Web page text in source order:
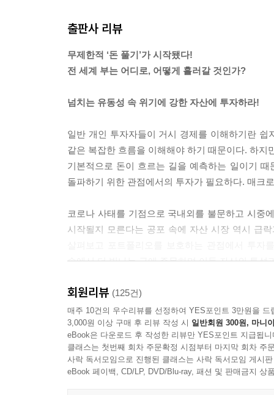
--- p.88
외국인 투자자들은 환율 변동이 크지 않은 국가
단행하지 않았죠. 달러 초강세 국면에서도 마구잡
라 쌓아가는 거겠죠. 한국 국채에 대한 안정적인
--- p.134~135
달러는요, 글로벌 안전 자산 중 하나입니다. 안전
을 대비하는 자산이라고 생각하시면 됩니다. 조금
런데 달러의 경우는 20% 오를 때 다른 자산들이
--- p.154
모르니 현금을 최대한 확보해두자’라고요. (중략)
anic Selling)이 나옵니다. 주식시장은 급전직하를
상당한 방어력을 보여줘야 하는데 온스당 1,700
전 자산이라고 하기는 어렵겠다는 생각을 굳히게
그럼 안전 자산이 뭔데? 저런 투매가 일어나는
출판사 리뷰
무제한적 ‘돈 풀기’가 시작됐다!
전 세계 부는 어디로, 어떻게 흘러갈 것인가?
넘치는 유동성 속 위기에 강한 자산에 투자하라!
일반 개인 투자자들이 거시 경제를 이해하기란
같은 복잡한 흐름을 이해해야 하기 때문이다. 하
기본적으로 돈이 흐르는 길을 예측하는 일이기
돌파하기 위한 관점에서의 투자가 필요하다. 매크
코로나 사태를 기점으로 국내외를 불문하고 시중
시작될지 모른다는 공포 속에 자산 시장 역시 급
속에서 더 빛나는 금에 주목하며 이들 자산의 특
전작 『앞으로 3년 경제전쟁의 미래』에서 금리
속에서 어디에 어떻게 자산을 배분하면 좋을지,
사지 말라 같은 단편적인 이야기만 담고 끝내지
특징은 무엇인지, 이를 바탕으로 어떻게 포트폴리
국내 최고의 경제 유튜브 채널 [경제의 신과 함께]
회원리뷰 (125건)
매주 10건의 우수리뷰를 선정하여 YES포인트 3만원을 드
3,000원 이상 구매 후 리뷰 작성 시 일반회원 300원, 마니
eBook은 다운로드 후 작성한 리뷰만 YES포인트 지급됩니
클래스는 첫번째 회차 주문확정 시점부터 마지막 회차 주
사락 독서모임으로 진행된 클래스는 사락 독서모임 게시
eBook 페이백, CD/LP, DVD/Blu-ray, 패션 및 판매금지 상